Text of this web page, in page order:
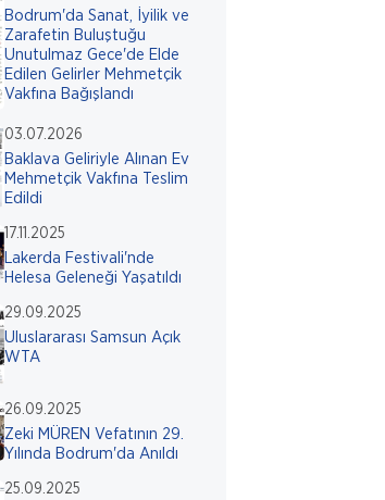
Bodrum'da Sanat, İyilik ve
Zarafetin Buluştuğu
Unutulmaz Gece'de Elde
Edilen Gelirler Mehmetçik
Vakfına Bağışlandı
03.07.2026
Baklava Geliriyle Alınan Ev
Mehmetçik Vakfına Teslim
Edildi
17.11.2025
Lakerda Festivali'nde
Helesa Geleneği Yaşatıldı
29.09.2025
Uluslararası Samsun Açık
WTA
26.09.2025
Zeki MÜREN Vefatının 29.
Yılında Bodrum'da Anıldı
25.09.2025